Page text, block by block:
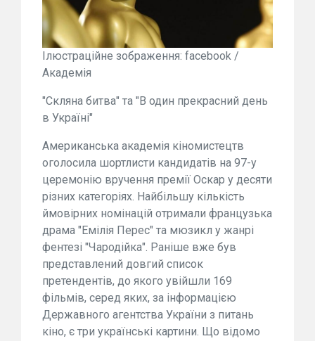
Ілюстраційне зображення: facebook /
Академія
"Скляна битва" та "В один прекрасний день
в Україні"
Американська академія кіномистецтв
оголосила шортлисти кандидатів на 97-у
церемонію вручення премії Оскар у десяти
різних категоріях. Найбільшу кількість
ймовірних номінацій отримали французька
драма "Емілія Перес" та мюзикл у жанрі
фентезі "Чародійка". Раніше вже був
представлений довгий список
претендентів, до якого увійшли 169
фільмів, серед яких, за інформацією
Державного агентства України з питань
кіно, є три українські картини. Що відомо